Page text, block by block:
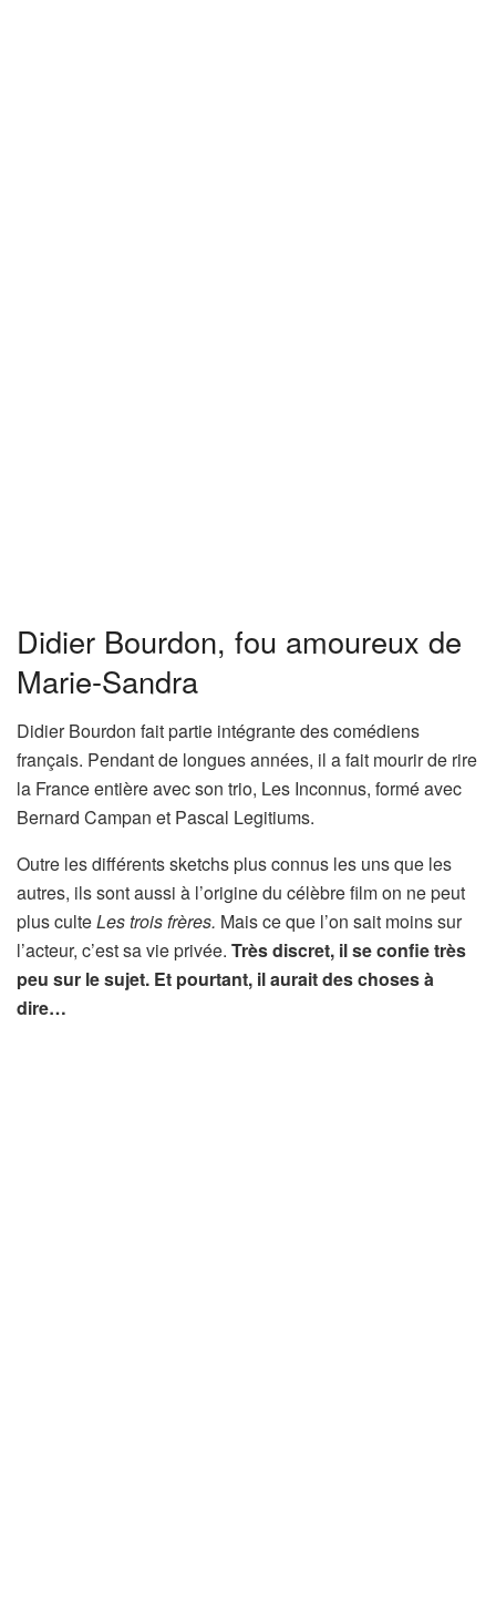
Didier Bourdon, fou amoureux de
Marie-Sandra
Didier Bourdon fait partie intégrante des comédiens
français. Pendant de longues années, il a fait mourir de rire
la France entière avec son trio, Les Inconnus, formé avec
Bernard Campan et Pascal Legitiums.
Outre les différents sketchs plus connus les uns que les
autres, ils sont aussi à l’origine du célèbre film on ne peut
plus culteLes trois frères. Mais ce que l’on sait moins sur
l’acteur, c’est sa vie privée. Très discret, il se confie très
peu sur le sujet. Et pourtant, il aurait des choses à
dire…